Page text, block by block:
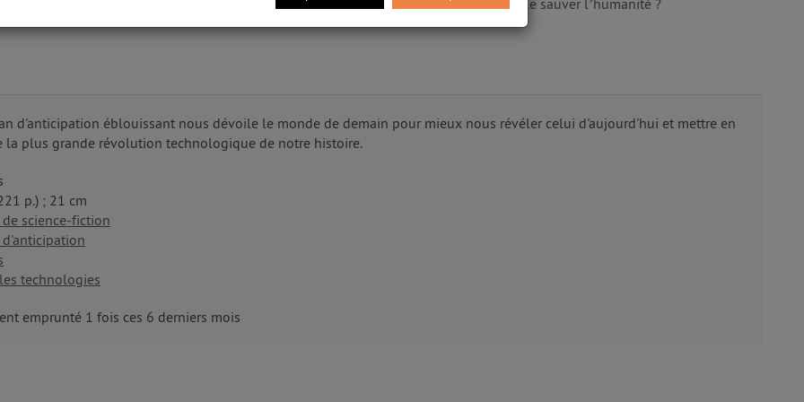
start-up qui est sur le point de prendre le contrôle du secteur numérique pourra-t-elle sauver l’humanité ?
d'anticipation éblouissant nous dévoile le monde de demain pour mieux nous révéler celui d'aujourd'hui et mettre en
la plus grande révolution technologique de notre histoire.
p.) ; 21 cm
de science-fiction
d'anticipation
technologies
emprunté 1 fois ces 6 derniers mois